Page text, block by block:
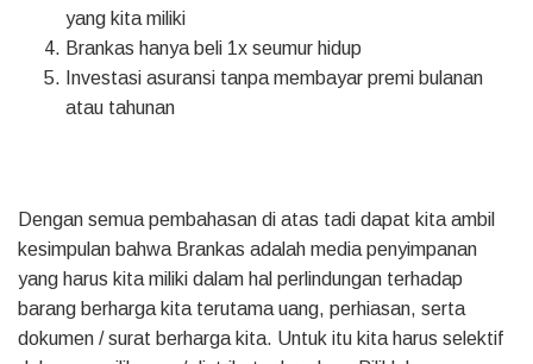
yang kita miliki
Brankas hanya beli 1x seumur hidup
Investasi asuransi tanpa membayar premi bulanan
atau tahunan
Dengan semua pembahasan di atas tadi dapat kita ambil
kesimpulan bahwa Brankas adalah media penyimpanan
yang harus kita miliki dalam hal perlindungan terhadap
barang berharga kita terutama uang, perhiasan, serta
dokumen / surat berharga kita. Untuk itu kita harus selektif